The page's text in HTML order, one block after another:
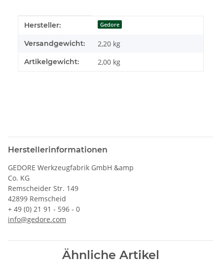
Produkteigenschaft
Wert
Hersteller: Gedore
Versandgewicht: 2,20 kg
Artikelgewicht: 2,00 kg
Herstellerinformationen
GEDORE Werkzeugfabrik GmbH &amp
Co. KG
Remscheider Str. 149
42899 Remscheid
+ 49 (0) 21 91 - 596 - 0
info@gedore.com
Ähnliche Artikel